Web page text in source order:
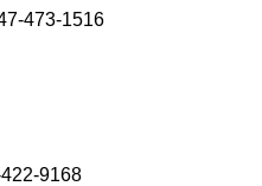
473-1516
9168